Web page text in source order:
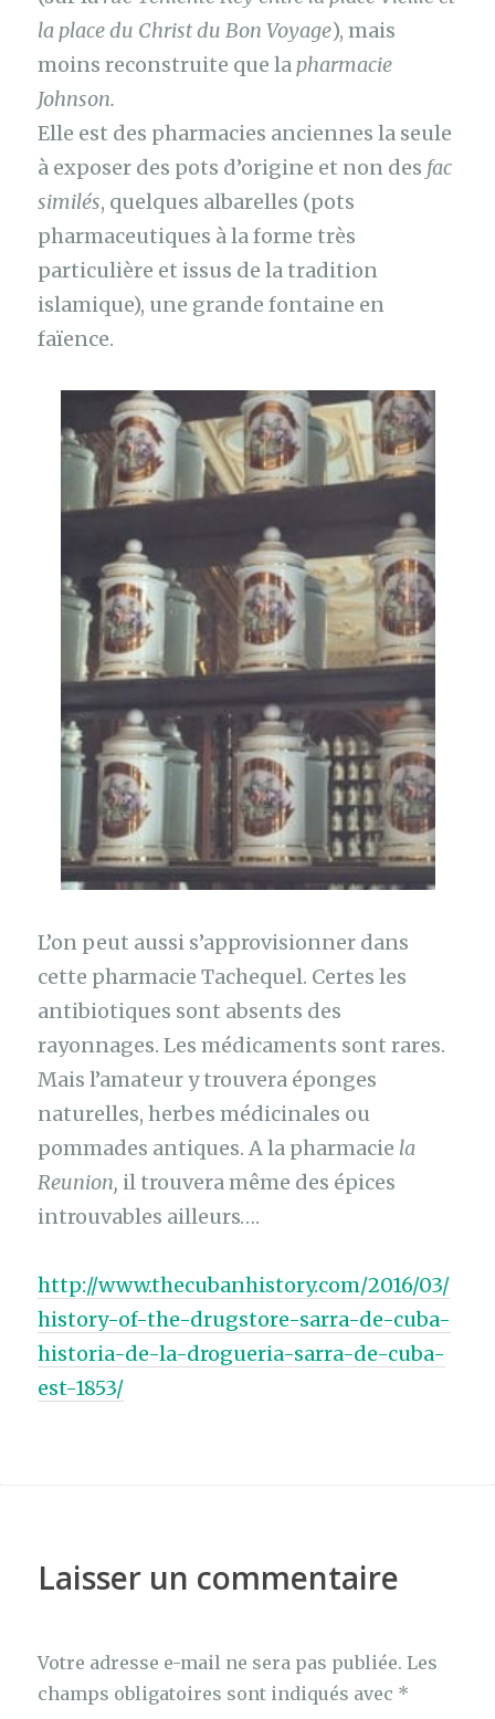
la place du Christ du Bon Voyage), mais
moins reconstruite que la pharmacie
Johnson.
Elle est des pharmacies anciennes la seule
à exposer des pots d’origine et non des fac
similés, quelques albarelles (pots
pharmaceutiques à la forme très
particulière et issus de la tradition
islamique), une grande fontaine en
faïence.
L’on peut aussi s’approvisionner dans
cette pharmacie Tachequel. Certes les
antibiotiques sont absents des
rayonnages. Les médicaments sont rares.
Mais l’amateur y trouvera éponges
naturelles, herbes médicinales ou
pommades antiques. A la pharmacie la
Reunion, il trouvera même des épices
introuvables ailleurs….
http://www.thecubanhistory.com/2016/03/
history-of-the-drugstore-sarra-de-cuba-
historia-de-la-drogueria-sarra-de-cuba-
est-1853/
Laisser un commentaire
Votre adresse e-mail ne sera pas publiée. Les
champs obligatoires sont indiqués avec *